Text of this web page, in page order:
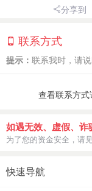
分享到
联系方式
提示： 联系我时，请
查看联系方式
如遇无效、虚假、
为了您的资金安全，请
快速导航